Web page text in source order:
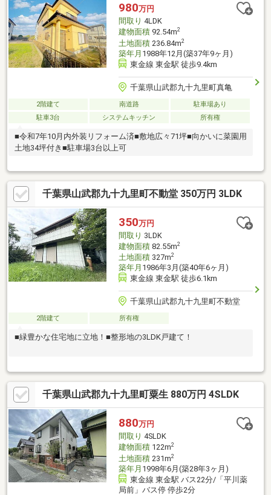
980万円
間取り 4LDK
建物面積92.54m2
土地面積236.84m2
築年月 1988年12月(築37年9ヶ月)
東金線 東金駅 徒歩9.4km
千葉県山武郡九十九里町真亀
2階建て 南道路
駐車場あり
駐車3台
システムキッチン 所有権
■令和7年10月内外装リフォーム済■敷地広々71坪■向かいに菜園用
土地34坪付き■駐車場3台以上可
千葉県山武郡九十九里町不動堂 350万円 3LDK
350万円
間取り 3LDK
建物面積82.55m2
土地面積327m2
築年月 1986年3月(築40年6ヶ月)
東金線 東金駅 徒歩6.1km
千葉県山武郡九十九里町不動堂
2階建て 所有権
■緑豊かな住宅地に立地！■整形地の3LDK戸建て！
千葉県山武郡九十九里町粟生 880万円 4SLDK
880万円
間取り 4SLDK
建物面積122m2
土地面積231m2
築年月 1998年6月(築28年3ヶ月)
東金線 東金駅 バス22分/「平川薬
局前」バス停 停歩2分